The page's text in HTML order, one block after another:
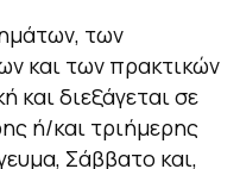
των
και των πρακτικών
και διεξάγεται σε
ή/και τριήμερης
Σάββατο και,